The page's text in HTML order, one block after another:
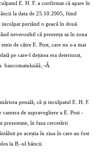
E. H. F. a confirmat că apare în
la data de 25.10.2005, fiind
purtând o geacă în două
neverosibil că prezența sa în zona
de către E. Post, care nu s-a mai
pe care-l deținea era deteriorat,
bancomatuluiââ‚¬Â.
penală, că și inculpatul E. H. F.
de supraveghere a E. Post -
prezentate, în faza cercetării
pe aceștia în ziua în care au fost
la B.-ul băncii.